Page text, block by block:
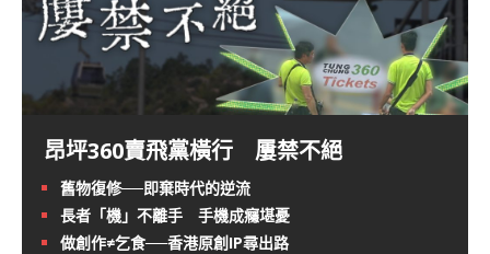
昂坪360賣飛黨橫行 屢禁不絕
舊物復修──即棄時代的逆流
長者「機」不離手 手機成癮堪憂
做創作≠乞食──香港原創IP尋出路